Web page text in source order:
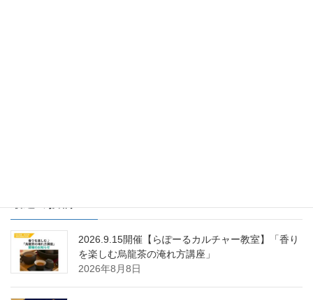
2026.9.15開催【らぽーるカルチャー教室】「香り
を楽しむ烏龍茶の淹れ方講座」
2026年8月8日